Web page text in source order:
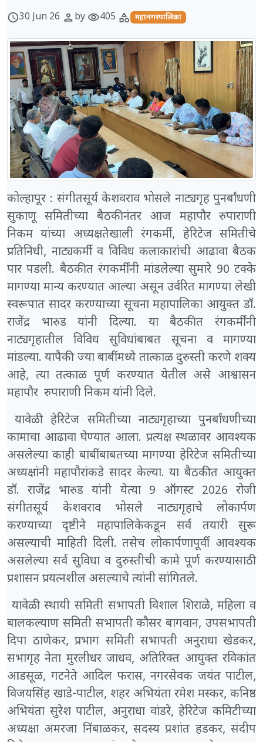
schedule30 Jun 26 personby visibility405 category महानगरपालिका
कोल्हापूर : संगीतसूर्य केशवराव भोसले नाट्यगृह पुनर्बांधणी
सुकाणू समितीच्या बैठकीनंतर आज महापौर रुपाराणी
निकम यांच्या अध्यक्षतेखाली रंगकर्मी, हेरिटेज समितीचे
प्रतिनिधी, नाट्यकर्मी व विविध कलाकारांची आढावा बैठक
पार पडली. बैठकीत रंगकर्मींनी मांडलेल्या सुमारे 90 टक्के
मागण्या मान्य करण्यात आल्या असून उर्वरित मागण्या लेखी
स्वरूपात सादर करण्याच्या सूचना महापालिका आयुक्त डॉ.
राजेंद्र भारुड यांनी दिल्या. या बैठकीत रंगकर्मींनी
नाट्यगृहातील विविध सुविधांबाबत सूचना व मागण्या
मांडल्या. यापैकी ज्या बाबींमध्ये तात्काळ दुरुस्ती करणे शक्य
आहे, त्या तत्काळ पूर्ण करण्यात येतील असे आश्वासन
महापौर रुपाराणी निकम यांनी दिले.
यावेळी हेरिटेज समितीच्या नाट्यगृहाच्या पुनर्बांधणीच्या
कामाचा आढावा घेण्यात आला. प्रत्यक्ष स्थळावर आवश्यक
असलेल्या काही बाबींबाबतच्या मागण्या हेरिटेज समितीच्या
अध्यक्षांनी महापौरांकडे सादर केल्या. या बैठकीत आयुक्त
डॉ. राजेंद्र भारुड यांनी येत्या 9 ऑगस्ट 2026 रोजी
संगीतसूर्य केशवराव भोसले नाट्यगृहाचे लोकार्पण
करण्याच्या दृष्टीने महापालिकेकडून सर्व तयारी सुरू
असल्याची माहिती दिली. तसेच लोकार्पणापूर्वी आवश्यक
असलेल्या सर्व सुविधा व दुरुस्तीची कामे पूर्ण करण्यासाठी
प्रशासन प्रयत्नशील असल्याचे त्यांनी सांगितले.
यावेळी स्थायी समिती सभापती विशाल शिराळे, महिला व
बालकल्याण समिती सभापती कौसर बागवान, उपसभापती
दिपा ठाणेकर, प्रभाग समिती सभापती अनुराधा खेडकर,
सभागृह नेता मुरलीधर जाधव, अतिरिक्त आयुक्त रविकांत
आडसूळ, गटनेते आदिल फरास, नगरसेवक जयंत पाटील,
विजयसिंह खाडे-पाटील, शहर अभियंता रमेश मस्कर, कनिष्ठ
अभियंता सुरेश पाटील, अनुराधा वांडरे, हेरिटेज कमिटीच्या
अध्यक्षा अमरजा निंबाळकर, सदस्य प्रशांत हडकर, संदीप